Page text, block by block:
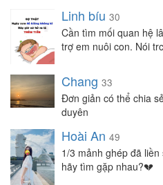
Linh bíu 30
Cần tìm mối quan hệ
trợ em nuôi con. Nói
Chang 33
Đơn giản có thể chia
duyên
Hoài An 49
1/3 mảnh ghép đã
hãy tìm gặp nhau?💔